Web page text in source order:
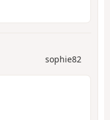
sophie82